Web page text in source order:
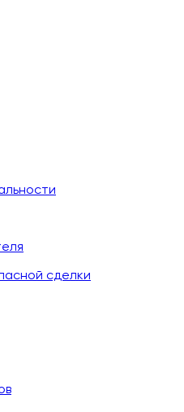
сделки